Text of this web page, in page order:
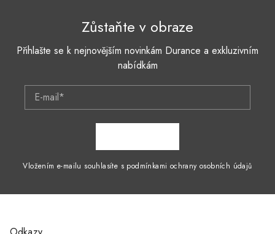
Zůstaňte v obraze
Přihlašte se k nejnovějším novinkám Durance a exkluzivním
nabídkám
E-mail*
Vložením e-mailu souhlasíte s podmínkami ochrany osobních údajů